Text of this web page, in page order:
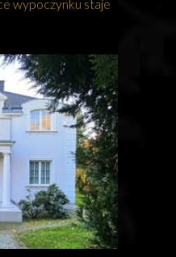
wypoczynku staje